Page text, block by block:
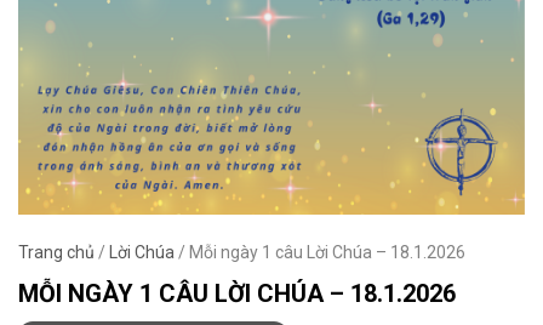
Trang chủ / Lời Chúa / Mỗi ngày 1 câu Lời Chúa – 18.1.2026
MỖI NGÀY 1 CÂU LỜI CHÚA – 18.1.2026